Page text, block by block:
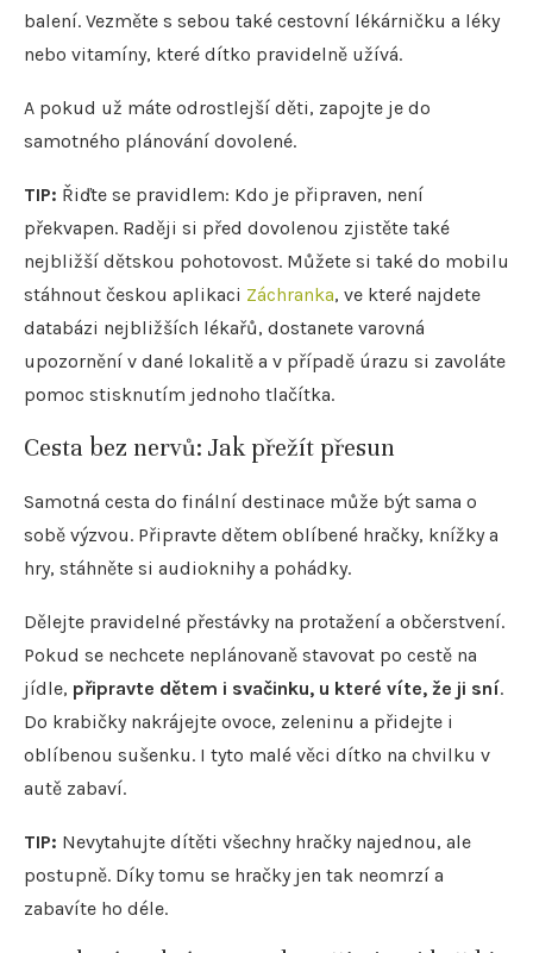
balení. Vezměte s sebou také cestovní lékárničku a léky
nebo vitamíny, které dítko pravidelně užívá.
A pokud už máte odrostlejší děti, zapojte je do
samotného plánování dovolené.
TIP: Řiďte se pravidlem: Kdo je připraven, není
překvapen. Raději si před dovolenou zjistěte také
nejbližší dětskou pohotovost. Můžete si také do mobilu
stáhnout českou aplikaci Záchranka, ve které najdete
databázi nejbližších lékařů, dostanete varovná
upozornění v dané lokalitě a v případě úrazu si zavoláte
pomoc stisknutím jednoho tlačítka.
Cesta bez nervů: Jak přežít přesun
Samotná cesta do finální destinace může být sama o
sobě výzvou. Připravte dětem oblíbené hračky, knížky a
hry, stáhněte si audioknihy a pohádky.
Dělejte pravidelné přestávky na protažení a občerstvení.
Pokud se nechcete neplánovaně stavovat po cestě na
jídle, připravte dětem i svačinku, u které víte, že ji sní.
Do krabičky nakrájejte ovoce, zeleninu a přidejte i
oblíbenou sušenku. I tyto malé věci dítko na chvilku v
autě zabaví.
TIP: Nevytahujte dítěti všechny hračky najednou, ale
postupně. Díky tomu se hračky jen tak neomrzí a
zabavíte ho déle.